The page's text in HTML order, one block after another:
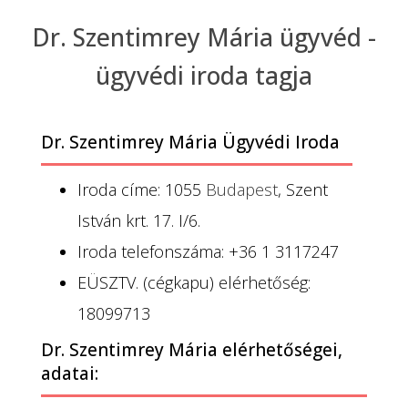
Dr. Szentimrey Mária ügyvéd -
ügyvédi iroda tagja
Dr. Szentimrey Mária Ügyvédi Iroda
Iroda címe: 1055 Budapest, Szent
István krt. 17. I/6.
Iroda telefonszáma: +36 1 3117247
EÜSZTV. (cégkapu) elérhetőség:
18099713
Dr. Szentimrey Mária elérhetőségei,
adatai: